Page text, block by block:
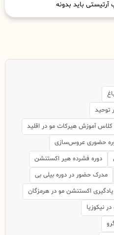
باید بدونه
توحید
کلاس آموزش هیرکات مو در اقلید
حضوری عروس‌سازی
دوره فشرده هیر اکستنشن
مدرک حضور در دوره بیلی بی
یادگیری اکستنشن مو در هرمزگان
نیکوزیا